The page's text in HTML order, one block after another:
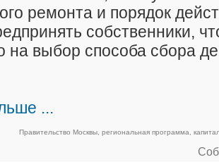
ремонта и порядок
собственники,
на выбор способа сбора
...
Правительство Москвы, региональная программа